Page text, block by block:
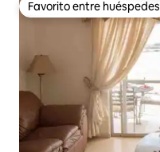
Favorito entre huéspedes
Favorito entre huéspedes